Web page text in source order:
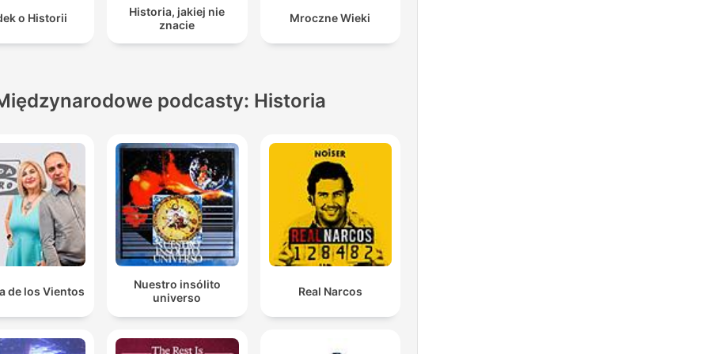
o Historii
Historia, jakiej nie
znacie
Mroczne Wieki
podcasty: Historia
de los Vientos
Nuestro insólito
universo
Real Narcos